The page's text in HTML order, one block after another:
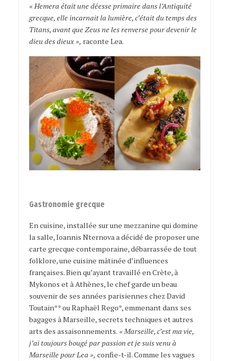
« Hemera était une déesse primaire dans l’Antiquité
grecque, elle incarnait la lumière, c’était du temps des
Titans, avant que Zeus ne les renverse pour devenir le
dieu des dieux », raconte Lea.
Gastronomie grecque
En cuisine, installée sur une mezzanine qui domine
la salle, Ioannis Nternova a décidé de proposer une
carte grecque contemporaine, débarrassée de tout
folklore, une cuisine mâtinée d’influences
françaises. Bien qu’ayant travaillé en Crète, à
Mykonos et à Athènes, le chef garde un beau
souvenir de ses années parisiennes chez David
Toutain** ou Raphaël Rego*, emmenant dans ses
bagages à Marseille, secrets techniques et autres
arts des assaisonnements. « Marseille, c’est ma vie,
j’ai toujours bougé par passion et je suis venu à
Marseille pour Lea », confie-t-il. Comme les vagues